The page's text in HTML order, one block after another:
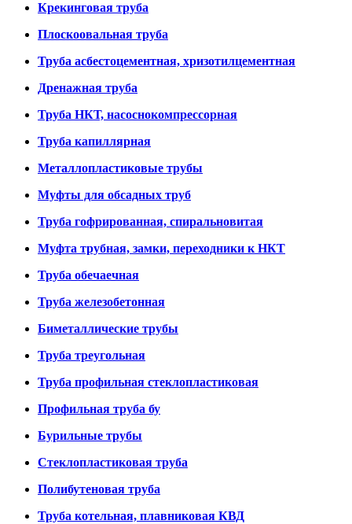
Крекинговая труба
Плоскоовальная труба
Труба асбестоцементная, хризотилцементная
Дренажная труба
Труба НКТ, насоснокомпрессорная
Труба капиллярная
Металлопластиковые трубы
Муфты для обсадных труб
Труба гофрированная, спиральновитая
Муфта трубная, замки, переходники к НКТ
Труба обечаечная
Труба железобетонная
Биметаллические трубы
Труба треугольная
Труба профильная стеклопластиковая
Профильная труба бу
Бурильные трубы
Стеклопластиковая труба
Полибутеновая труба
Труба котельная, плавниковая КВД